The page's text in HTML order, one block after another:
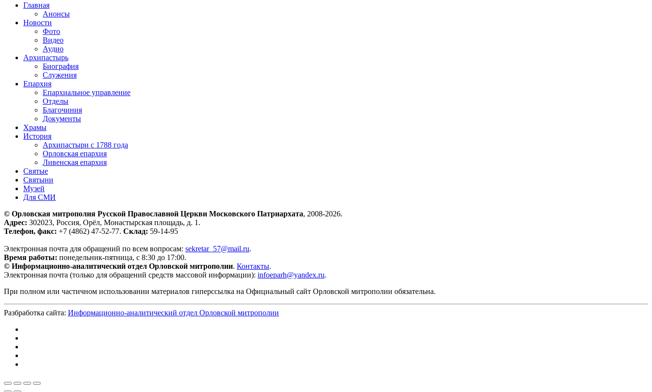
Главная
Анонсы
Новости
Фото
Видео
Аудио
Архипастырь
Биография
Служения
Епархия
Епархиальное управление
Отделы
Благочиния
Документы
Храмы
История
Архипастыри с 1788 года
Орловская епархия
Ливенская епархия
Святые
Святыни
Музей
Для СМИ
© Орловская митрополия Русской Православной Церкви Московского Патриархата, 2008-2026.
Адрес: 302023, Россия, Орёл, Монастырская площадь, д. 1.
Телефон, факс: +7 (4862) 47-52-77. Склад: 59-14-95
Электронная почта для обращений по всем вопросам: sekretar_57@mail.ru.
Время работы: понедельник-пятница, с 8:30 до 17:00.
© Информационно-аналитический отдел Орловской митрополии. Контакты.
Электронная почта (только для обращений средств массовой информации): infoeparh@yandex.ru.
При полном или частичном использовании материалов гиперссылка на Официальный сайт Орловской митрополии обязательна.
Разбработка сайта: Информационно-аналитический отдел Орловской митрополии